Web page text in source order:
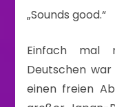
„Sounds good.“
Einfach mal
Deutschen
einen freien